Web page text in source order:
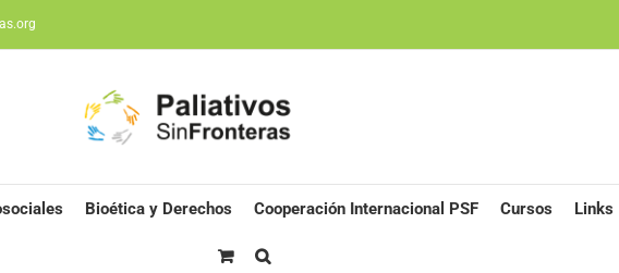
Bioética y Derechos Cooperación Internacional PSF Cursos Links